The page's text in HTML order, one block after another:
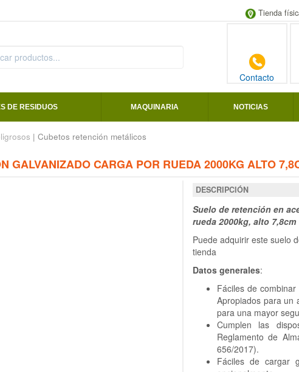
Tienda
Contacto
DE RESIDUOS MAQUINARIA NOTICIAS
| Cubetos retención metálicos
GALVANIZADO CARGA POR RUEDA 2000KG ALTO
DESCRIPCIÓN
Suelo de retención en
rueda 2000kg, alto 7,8cm
Puede adquirir este suelo
tienda
Datos generales:
Fáciles de
Apropiados para un
para una mayor
Cumplen las
Reglamento de
656/2017).
Fáciles de cargar